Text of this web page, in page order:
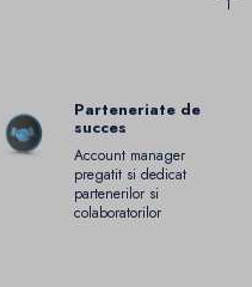
Parteneriate de
succes
Account manager
pregatit si dedicat
partenerilor si
colaboratorilor